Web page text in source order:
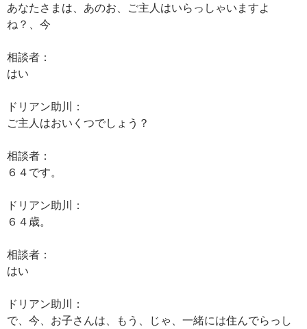
あなたさまは、あのお、ご主人はいらっしゃいますよ
ね？、今
相談者：
はい
ドリアン助川：
ご主人はおいくつでしょう？
相談者：
６４です。
ドリアン助川：
６４歳。
相談者：
はい
ドリアン助川：
で、今、お子さんは、もう、じゃ、一緒には住んでらっし